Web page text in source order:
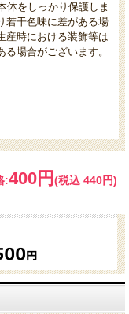
体をしっかり保護しま
若干色味に差がある場
産時における装飾等は
場合がございます。
:400円 (税込 440円)